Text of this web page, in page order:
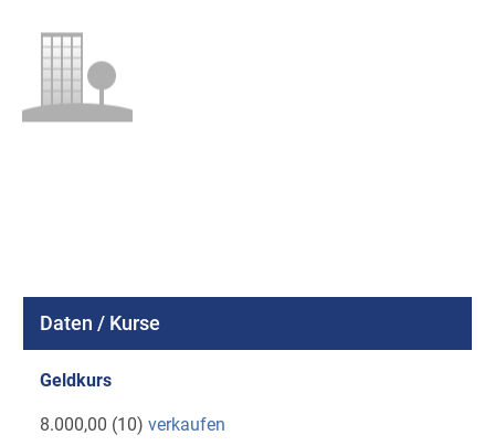
Daten / Kurse
Geldkurs
8.000,00 (10) verkaufen